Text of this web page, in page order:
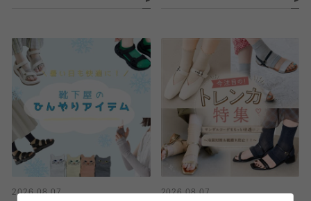
2026.08.07
2026.08.07